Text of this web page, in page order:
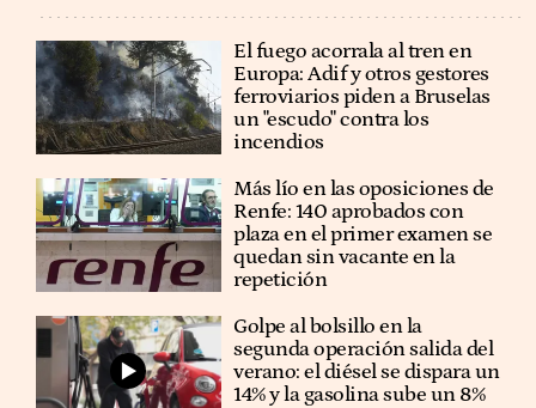
El fuego acorrala al tren en
Europa: Adif y otros gestores
ferroviarios piden a Bruselas
un "escudo" contra los
incendios
Más lío en las oposiciones de
Renfe: 140 aprobados con
plaza en el primer examen se
quedan sin vacante en la
repetición
Golpe al bolsillo en la
segunda operación salida del
verano: el diésel se dispara un
14% y la gasolina sube un 8%